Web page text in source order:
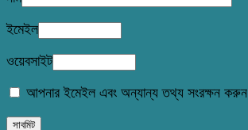
ইমেইল
ওয়েবসাইট
আপনার ইমেইল এবং অন্যান্য তথ্য সংরক্ষন করুন